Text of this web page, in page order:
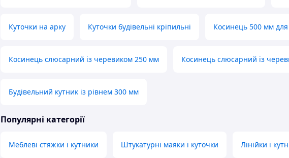
Куточки на арку Куточки будівельні кріпильні Косинець 500 мм для
Косинець слюсарний із черевиком 250 мм Косинець слюсарний із
Будівельний кутник із рівнем 300 мм
Популярні категорії
Меблеві стяжки і кутники Штукатурні маяки і куточки Лінійки і